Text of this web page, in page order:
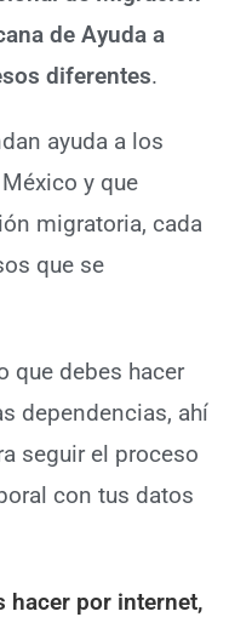
de Ayuda a
diferentes.
ayuda a los
y que
migratoria, cada
que se
que debes hacer
dependencias, ahí
seguir el proceso
con tus datos
hacer por internet,